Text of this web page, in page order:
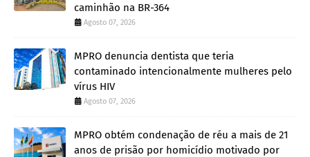
caminhão na BR-364
Agosto 07, 2026
MPRO denuncia dentista que teria
contaminado intencionalmente mulheres pelo
vírus HIV
Agosto 07, 2026
MPRO obtém condenação de réu a mais de 21
anos de prisão por homicídio motivado por